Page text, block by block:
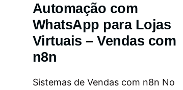
Automação com
WhatsApp para Lojas
Virtuais – Vendas com
n8n
Sistemas de Vendas com n8n No